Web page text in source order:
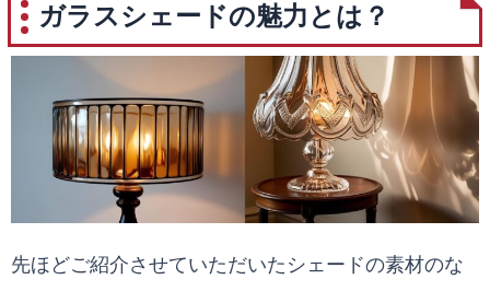
ガラスシェードの魅力とは？
先ほどご紹介させていただいたシェードの素材のな